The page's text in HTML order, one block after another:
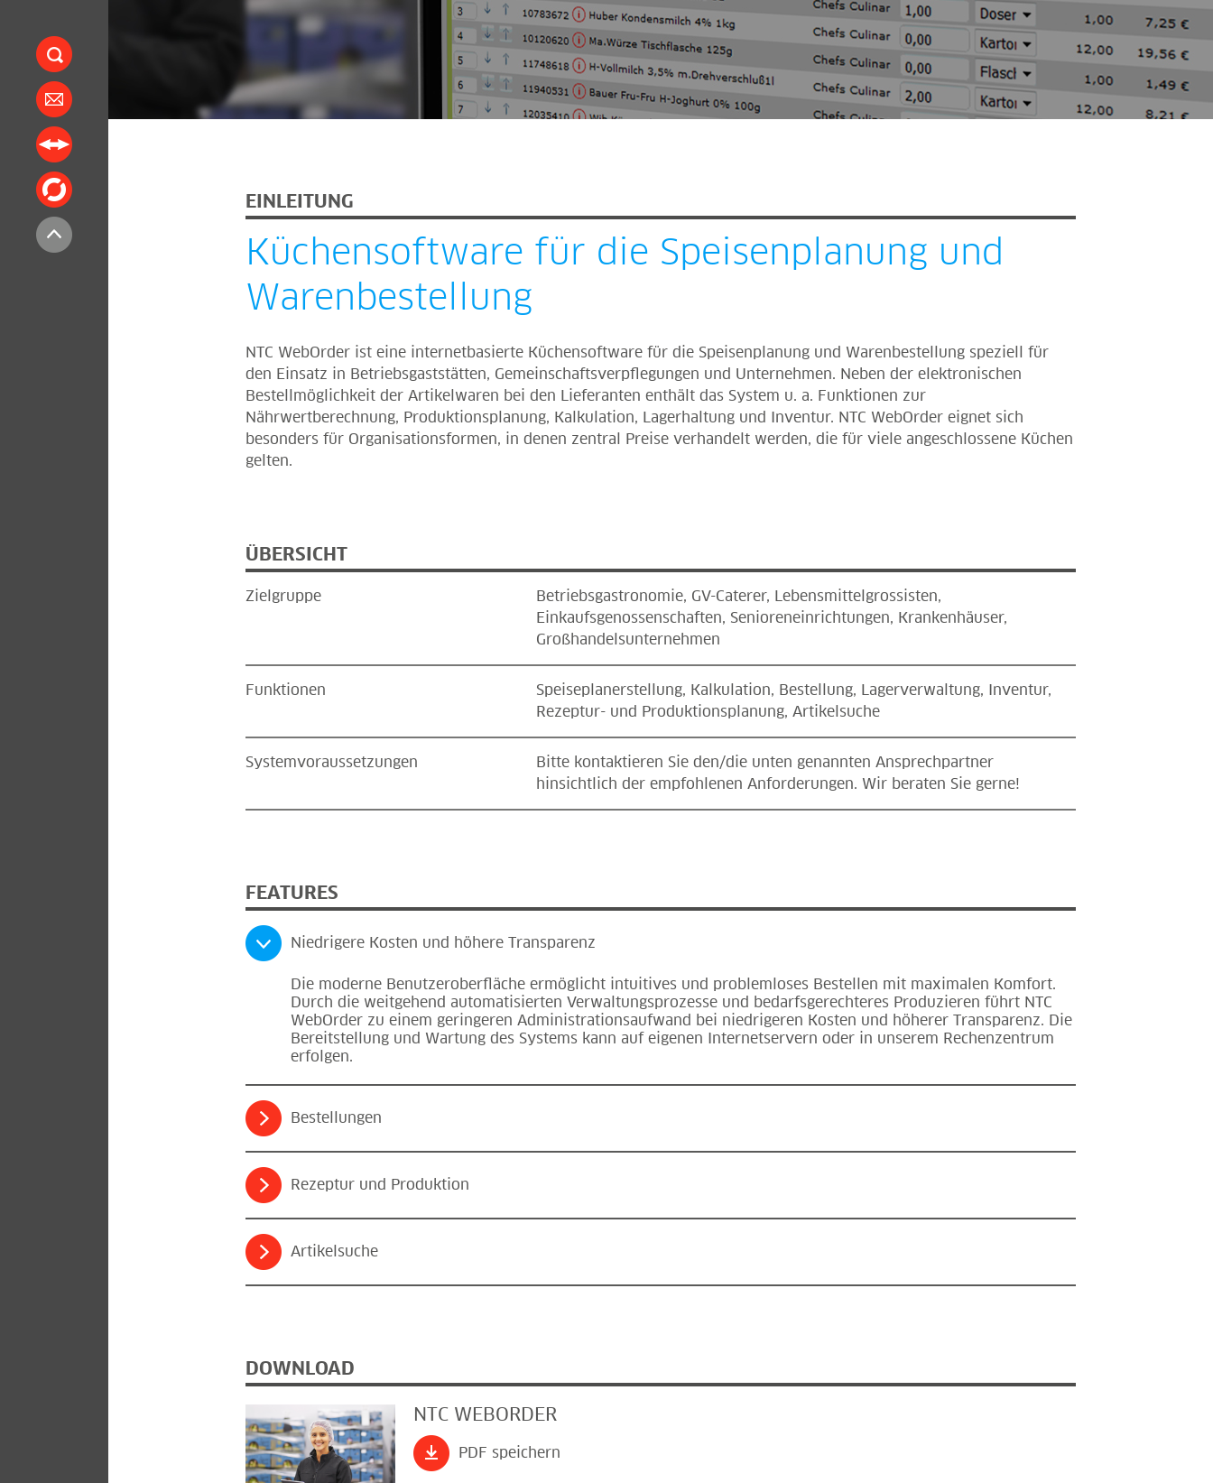
EINLEITUNG
Küchensoftware für die Speisenplanung und
Warenbestellung
NTC WebOrder ist eine internetbasierte Küchensoftware für die Speisenplanung und Warenbestellung speziell für
den Einsatz in Betriebsgaststätten, Gemeinschaftsverpflegungen und Unternehmen. Neben der elektronischen
Bestellmöglichkeit der Artikelwaren bei den Lieferanten enthält das System u. a. Funktionen zur
Nährwertberechnung, Produktionsplanung, Kalkulation, Lagerhaltung und Inventur. NTC WebOrder eignet sich
besonders für Organisationsformen, in denen zentral Preise verhandelt werden, die für viele angeschlossene Küchen
gelten.
ÜBERSICHT
Zielgruppe
Betriebsgastronomie, GV-Caterer, Lebensmittelgrossisten,
Einkaufsgenossenschaften, Senioreneinrichtungen, Krankenhäuser,
Großhandelsunternehmen
Funktionen
Speiseplanerstellung, Kalkulation, Bestellung, Lagerverwaltung, Inventur,
Rezeptur- und Produktionsplanung, Artikelsuche
Systemvoraussetzungen
Bitte kontaktieren Sie den/die unten genannten Ansprechpartner
hinsichtlich der empfohlenen Anforderungen. Wir beraten Sie gerne!
FEATURES
Niedrigere Kosten und höhere Transparenz
Die moderne Benutzeroberfläche ermöglicht intuitives und problemloses Bestellen mit maximalen Komfort.
Durch die weitgehend automatisierten Verwaltungsprozesse und bedarfsgerechteres Produzieren führt NTC
WebOrder zu einem geringeren Administrationsaufwand bei niedrigeren Kosten und höherer Transparenz. Die
Bereitstellung und Wartung des Systems kann auf eigenen Internetservern oder in unserem Rechenzentrum
erfolgen.
Bestellungen
Rezeptur und Produktion
Artikelsuche
DOWNLOAD
NTC WEBORDER
PDF speichern